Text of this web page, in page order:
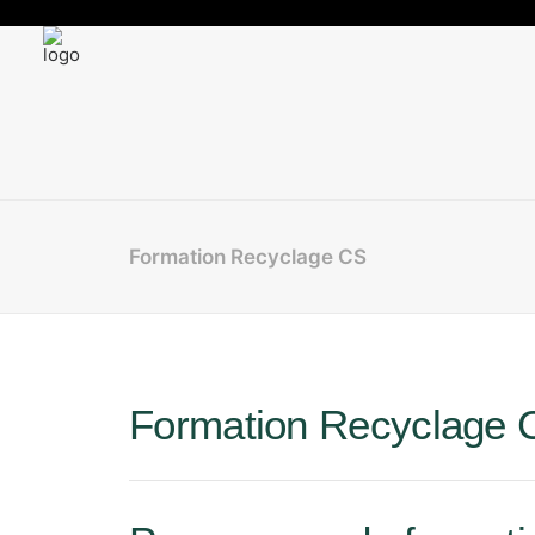
Formation Recyclage CS
Formation Recyclage